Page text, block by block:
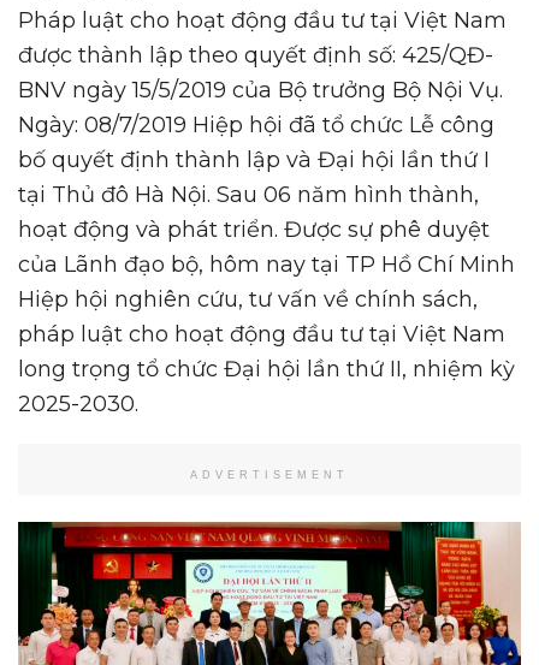
Pháp luật cho hoạt động đầu tư tại Việt Nam
được thành lập theo quyết định số: 425/QĐ-
BNV ngày 15/5/2019 của Bộ trưởng Bộ Nội Vụ.
Ngày: 08/7/2019 Hiệp hội đã tổ chức Lễ công
bố quyết định thành lập và Đại hội lần thứ I
tại Thủ đô Hà Nội. Sau 06 năm hình thành,
hoạt động và phát triển. Được sự phê duyệt
của Lãnh đạo bộ, hôm nay tại TP Hồ Chí Minh
Hiệp hội nghiên cứu, tư vấn về chính sách,
pháp luật cho hoạt động đầu tư tại Việt Nam
long trọng tổ chức Đại hội lần thứ II, nhiệm kỳ
2025-2030.
ADVERTISEMENT